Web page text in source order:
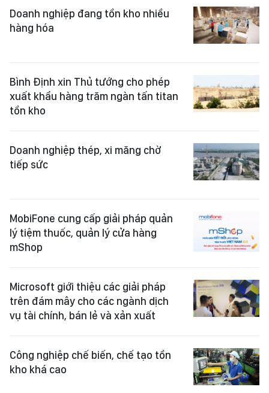
Doanh nghiệp đang tồn kho nhiều
hàng hóa
Bình Định xin Thủ tướng cho phép
xuất khẩu hàng trăm ngàn tấn titan
tồn kho
Doanh nghiệp thép, xi măng chờ
tiếp sức
MobiFone cung cấp giải pháp quản
lý tiệm thuốc, quản lý cửa hàng
mShop
Microsoft giới thiệu các giải pháp
trên đám mây cho các ngành dịch
vụ tài chính, bán lẻ và xản xuất
Công nghiệp chế biến, chế tạo tồn
kho khá cao